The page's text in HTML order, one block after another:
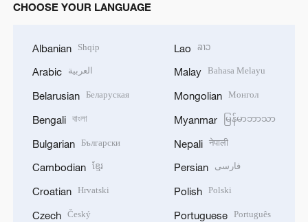
CHOOSE YOUR LANGUAGE
Albanian Shqip
Arabic العربية
Belarusian Беларуская
Bengali বাংলা
Bulgarian Български
Cambodian ខ្មែរ
Croatian Hrvatski
Czech Český
Lao ລາວ
Malay Bahasa Melayu
Mongolian Монгол
Myanmar မြန်မာဘာသာ
Nepali नेपाली
Persian فارسی
Polish Polski
Portuguese Português